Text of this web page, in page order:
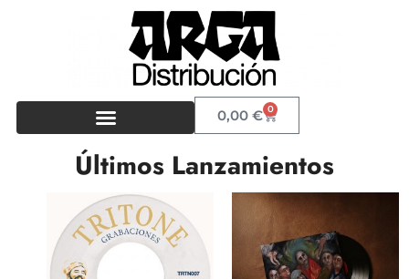
0,00€ 0
Últimos Lanzamientos